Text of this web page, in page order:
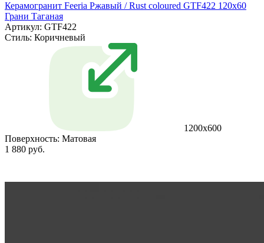
Керамогранит Feeria Ржавый / Rust coloured GTF422 120х60
Грани Таганая
Артикул: GTF422
Стиль: Коричневый
1200х600
Поверхность: Матовая
1 880 руб.